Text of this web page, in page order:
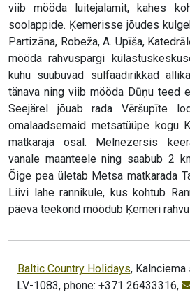
viib mööda luitejalamit, kahes
soolappide. Ķemerisse jõudes
Partizāna, Robeža, A. Upīša,
mööda rahvuspargi
kuhu suubuvad sulfaadirikkad
tänava ning viib mööda Dūņu teed
Seejärel jõuab rada Vēršupīte
omalaadsemaid metsatüüpe kogu
matkaraja osal. Melnezersis
vanale maanteele ning saabub 2
Õige pea ületab Metsa matkarada
Liivi lahe rannikule, kus kohtub
päeva teekond möödub Ķemeri
Baltic Country Holidays, Kalnciema
LV-1083, phone: +371 26433316,